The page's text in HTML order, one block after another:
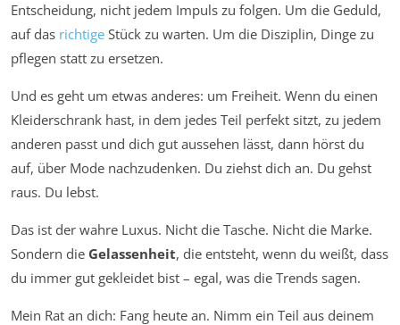
Entscheidung, nicht jedem Impuls zu folgen. Um die Geduld,
auf das richtige Stück zu warten. Um die Disziplin, Dinge zu
pflegen statt zu ersetzen.
Und es geht um etwas anderes: um Freiheit. Wenn du einen
Kleiderschrank hast, in dem jedes Teil perfekt sitzt, zu jedem
anderen passt und dich gut aussehen lässt, dann hörst du
auf, über Mode nachzudenken. Du ziehst dich an. Du gehst
raus. Du lebst.
Das ist der wahre Luxus. Nicht die Tasche. Nicht die Marke.
Sondern die Gelassenheit, die entsteht, wenn du weißt, dass
du immer gut gekleidet bist – egal, was die Trends sagen.
Mein Rat an dich: Fang heute an. Nimm ein Teil aus deinem